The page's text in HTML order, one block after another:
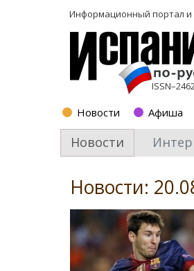
Информационный портал и
Новости Афиша
Новости
Новости: